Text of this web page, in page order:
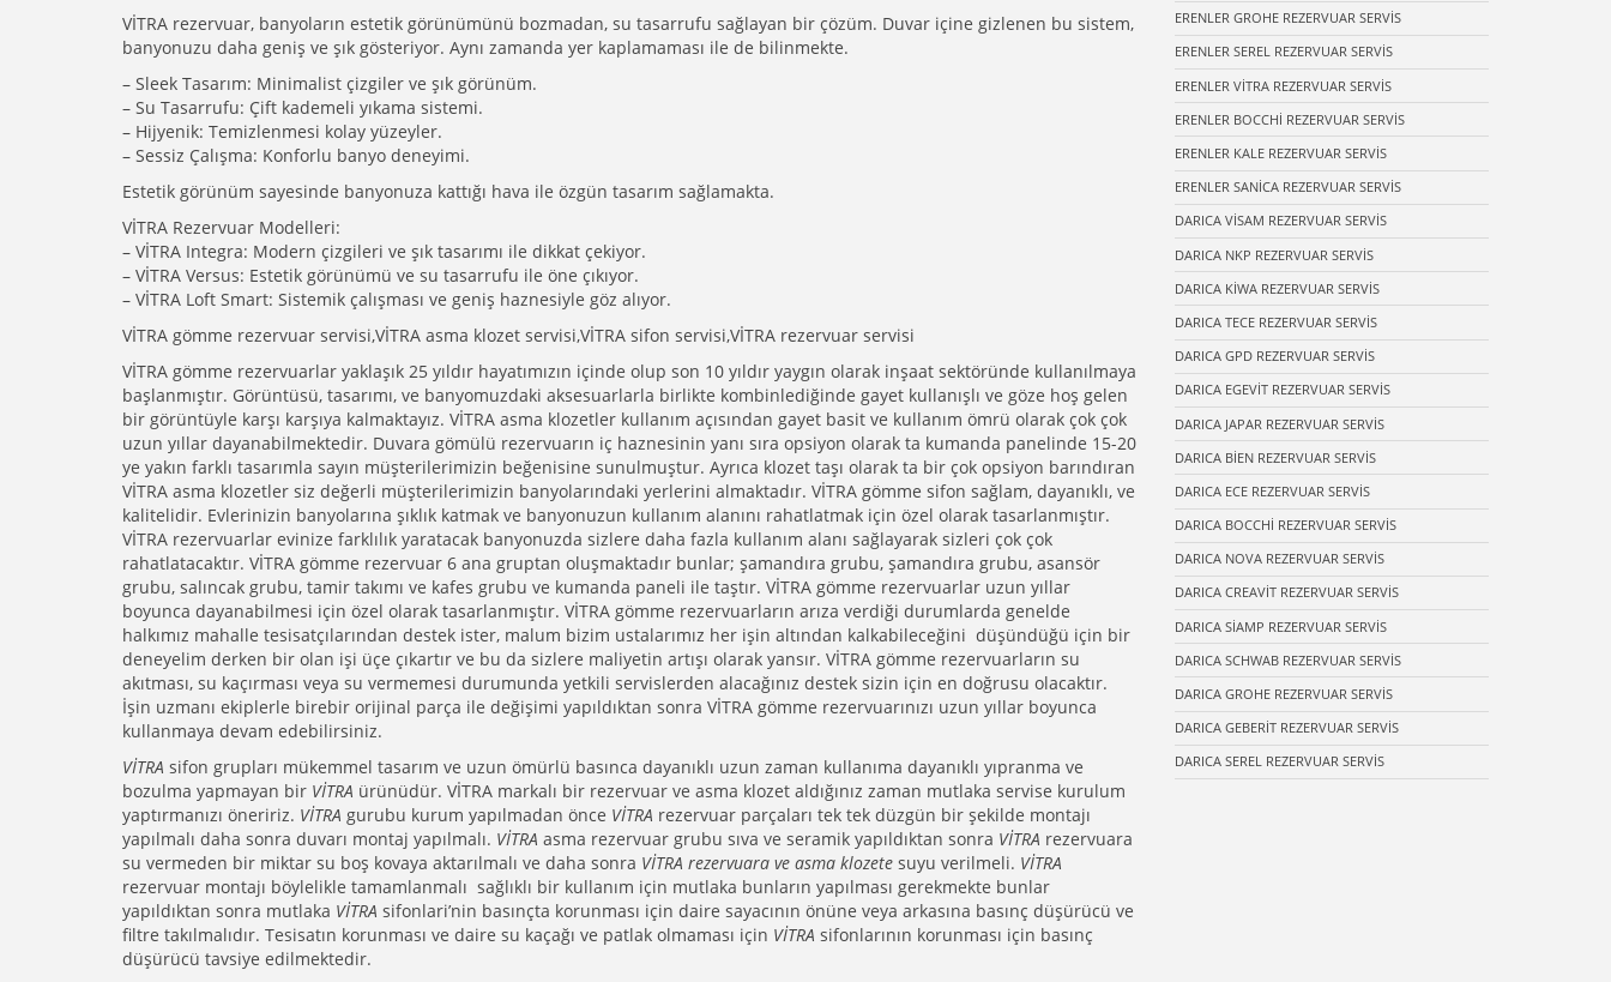
VİTRA rezervuar, banyoların estetik görünümünü bozmadan, su tasarrufu sağlayan bir çözüm. Duvar içine gizlenen bu sistem,
banyonuzu daha geniş ve şık gösteriyor. Aynı zamanda yer kaplamaması ile de bilinmekte.
– Sleek Tasarım: Minimalist çizgiler ve şık görünüm.
– Su Tasarrufu: Çift kademeli yıkama sistemi.
– Hijyenik: Temizlenmesi kolay yüzeyler.
– Sessiz Çalışma: Konforlu banyo deneyimi.
Estetik görünüm sayesinde banyonuza kattığı hava ile özgün tasarım sağlamakta.
VİTRA Rezervuar Modelleri:
– VİTRA Integra: Modern çizgileri ve şık tasarımı ile dikkat çekiyor.
– VİTRA Versus: Estetik görünümü ve su tasarrufu ile öne çıkıyor.
– VİTRA Loft Smart: Sistemik çalışması ve geniş haznesiyle göz alıyor.
VİTRA gömme rezervuar servisi,VİTRA asma klozet servisi,VİTRA sifon servisi,VİTRA rezervuar servisi
VİTRA gömme rezervuarlar yaklaşık 25 yıldır hayatımızın içinde olup son 10 yıldır yaygın olarak inşaat sektöründe kullanılmaya
başlanmıştır. Görüntüsü, tasarımı, ve banyomuzdaki aksesuarlarla birlikte kombinlediğinde gayet kullanışlı ve göze hoş gelen
bir görüntüyle karşı karşıya kalmaktayız. VİTRA asma klozetler kullanım açısından gayet basit ve kullanım ömrü olarak çok çok
uzun yıllar dayanabilmektedir. Duvara gömülü rezervuarın iç haznesinin yanı sıra opsiyon olarak ta kumanda panelinde 15-20
ye yakın farklı tasarımla sayın müşterilerimizin beğenisine sunulmuştur. Ayrıca klozet taşı olarak ta bir çok opsiyon barındıran
VİTRA asma klozetler siz değerli müşterilerimizin banyolarındaki yerlerini almaktadır. VİTRA gömme sifon sağlam, dayanıklı, ve
kalitelidir. Evlerinizin banyolarına şıklık katmak ve banyonuzun kullanım alanını rahatlatmak için özel olarak tasarlanmıştır.
VİTRA rezervuarlar evinize farklılık yaratacak banyonuzda sizlere daha fazla kullanım alanı sağlayarak sizleri çok çok
rahatlatacaktır. VİTRA gömme rezervuar 6 ana gruptan oluşmaktadır bunlar; şamandıra grubu, şamandıra grubu, asansör
grubu, salıncak grubu, tamir takımı ve kafes grubu ve kumanda paneli ile taştır. VİTRA gömme rezervuarlar uzun yıllar
boyunca dayanabilmesi için özel olarak tasarlanmıştır. VİTRA gömme rezervuarların arıza verdiği durumlarda genelde
halkımız mahalle tesisatçılarından destek ister, malum bizim ustalarımız her işin altından kalkabileceğini düşündüğü için bir
deneyelim derken bir olan işi üçe çıkartır ve bu da sizlere maliyetin artışı olarak yansır. VİTRA gömme rezervuarların su
akıtması, su kaçırması veya su vermemesi durumunda yetkili servislerden alacağınız destek sizin için en doğrusu olacaktır.
İşin uzmanı ekiplerle birebir orijinal parça ile değişimi yapıldıktan sonra VİTRA gömme rezervuarınızı uzun yıllar boyunca
kullanmaya devam edebilirsiniz.
VİTRA sifon grupları mükemmel tasarım ve uzun ömürlü basınca dayanıklı uzun zaman kullanıma dayanıklı yıpranma ve
bozulma yapmayan bir VİTRA ürünüdür. VİTRA markalı bir rezervuar ve asma klozet aldığınız zaman mutlaka servise kurulum
yaptırmanızı öneririz. VİTRA gurubu kurum yapılmadan önce VİTRA rezervuar parçaları tek tek düzgün bir şekilde montajı
yapılmalı daha sonra duvarı montaj yapılmalı. VİTRA asma rezervuar grubu sıva ve seramik yapıldıktan sonra VİTRA rezervuara
su vermeden bir miktar su boş kovaya aktarılmalı ve daha sonra VİTRA rezervuara ve asma klozete suyu verilmeli. VİTRA
rezervuar montajı böylelikle tamamlanmalı sağlıklı bir kullanım için mutlaka bunların yapılması gerekmekte bunlar
yapıldıktan sonra mutlaka VİTRA sifonlari’nin basınçta korunması için daire sayacının önüne veya arkasına basınç düşürücü ve
filtre takılmalıdır. Tesisatın korunması ve daire su kaçağı ve patlak olmaması için VİTRA sifonlarının korunması için basınç
düşürücü tavsiye edilmektedir.
ERENLER GROHE REZERVUAR SERVİS
ERENLER SEREL REZERVUAR SERVİS
ERENLER VİTRA REZERVUAR SERVİS
ERENLER BOCCHİ REZERVUAR SERVİS
ERENLER KALE REZERVUAR SERVİS
ERENLER SANİCA REZERVUAR SERVİS
DARICA VİSAM REZERVUAR SERVİS
DARICA NKP REZERVUAR SERVİS
DARICA KİWA REZERVUAR SERVİS
DARICA TECE REZERVUAR SERVİS
DARICA GPD REZERVUAR SERVİS
DARICA EGEVİT REZERVUAR SERVİS
DARICA JAPAR REZERVUAR SERVİS
DARICA BİEN REZERVUAR SERVİS
DARICA ECE REZERVUAR SERVİS
DARICA BOCCHİ REZERVUAR SERVİS
DARICA NOVA REZERVUAR SERVİS
DARICA CREAVİT REZERVUAR SERVİS
DARICA SİAMP REZERVUAR SERVİS
DARICA SCHWAB REZERVUAR SERVİS
DARICA GROHE REZERVUAR SERVİS
DARICA GEBERİT REZERVUAR SERVİS
DARICA SEREL REZERVUAR SERVİS